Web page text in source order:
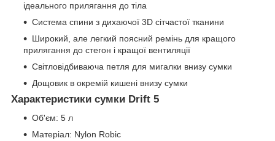
ідеального прилягання до тіла
Система спини з дихаючої 3D сітчастої тканини
Широкий, але легкий поясний ремінь для кращого
прилягання до стегон і кращої вентиляції
Світловідбиваюча петля для мигалки внизу сумки
Дощовик в окремій кишені внизу сумки
Характеристики сумки Drift 5
Об'єм: 5 л
Матеріал: Nylon Robic